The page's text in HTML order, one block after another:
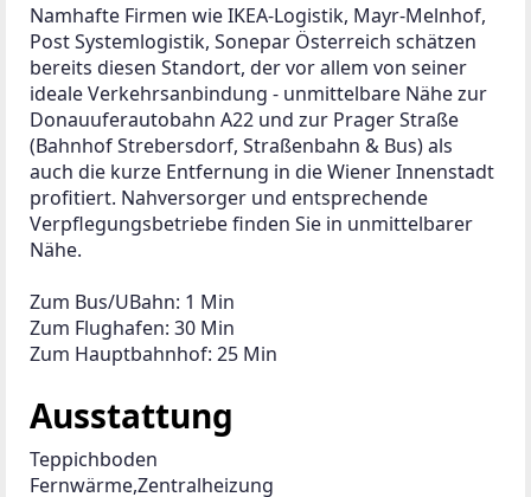
Namhafte Firmen wie IKEA-Logistik, Mayr-Melnhof,
Post Systemlogistik, Sonepar Österreich schätzen
bereits diesen Standort, der vor allem von seiner
ideale Verkehrsanbindung - unmittelbare Nähe zur
Donauuferautobahn A22 und zur Prager Straße
(Bahnhof Strebersdorf, Straßenbahn & Bus) als
auch die kurze Entfernung in die Wiener Innenstadt
profitiert. Nahversorger und entsprechende
Verpflegungsbetriebe finden Sie in unmittelbarer
Nähe.
Zum Bus/UBahn: 1 Min
Zum Flughafen: 30 Min
Zum Hauptbahnhof: 25 Min
Ausstattung
Teppichboden
Fernwärme,Zentralheizung